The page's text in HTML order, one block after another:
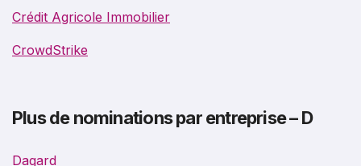
Crédit Agricole Immobilier
CrowdStrike
Plus de nominations par entreprise – D
Dagard